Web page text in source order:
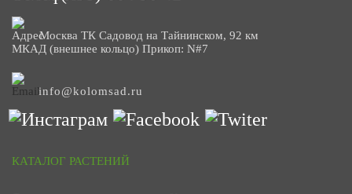
Москва ТК Садовод на Тайнинском, 92 км
МКАД (внешнее кольцо) Прикоп: N#7
info@kolomsad.ru
КАТАЛОГ РАСТЕНИЙ